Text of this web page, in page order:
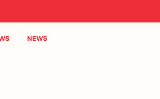
NEWS